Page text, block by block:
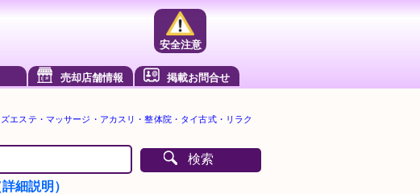
安全注意
売却店舗情報 掲載お問合せ
エステ・マッサージ・アカスリ・整体院・タイ古式・リラク
検索
細説明）